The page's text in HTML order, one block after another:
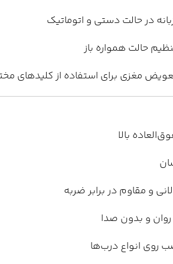
در حالت دستی و اتوماتیک
حالت همواره باز
مغزی برای استفاده از کلیدهای
بالا
و مقاوم در برابر ضربه
و بدون صدا
روی انواع درب‌ها